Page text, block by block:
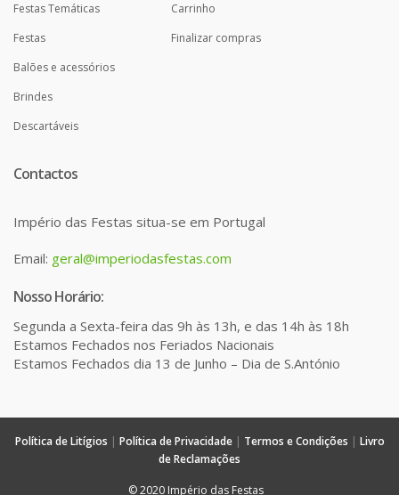
Festas Temáticas
Festas
Balões e acessórios
Brindes
Descartáveis
Carrinho
Finalizar compras
Contactos
Império das Festas situa-se em Portugal
Email: geral@imperiodasfestas.com
Nosso Horário:
Segunda a Sexta-feira das 9h às 13h, e das 14h às 18h
Estamos Fechados nos Feriados Nacionais
Estamos Fechados dia 13 de Junho – Dia de S.António
Política de Litígios | Política de Privacidade| Termos e Condições | Livro
de Reclamações
© 2020 Império das Festas